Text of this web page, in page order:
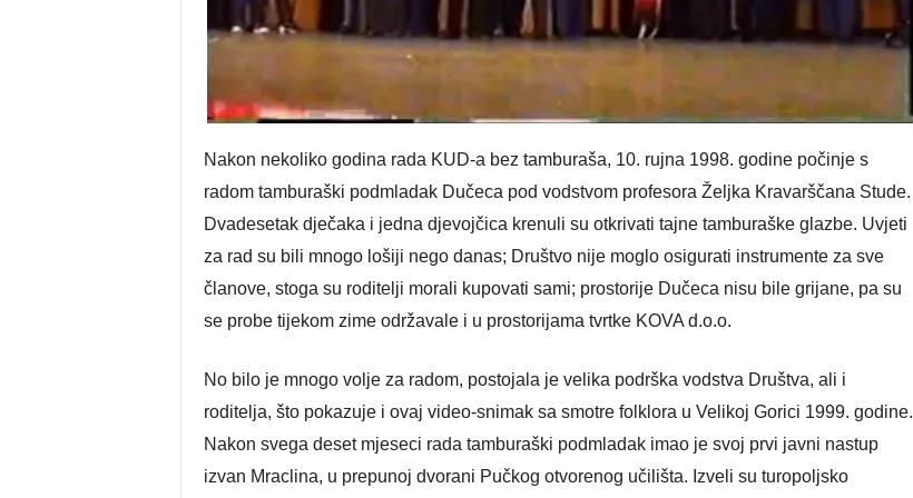
Nakon nekoliko godina rada KUD-a bez tamburaša, 10. rujna 1998. godine počinje s
radom tamburaški podmladak Dučeca pod vodstvom profesora Željka Kravarščana Stude.
Dvadesetak dječaka i jedna djevojčica krenuli su otkrivati tajne tamburaške glazbe. Uvjeti
za rad su bili mnogo lošiji nego danas; Društvo nije moglo osigurati instrumente za sve
članove, stoga su roditelji morali kupovati sami; prostorije Dučeca nisu bile grijane, pa su
se probe tijekom zime održavale i u prostorijama tvrtke KOVA d.o.o.
No bilo je mnogo volje za radom, postojala je velika podrška vodstva Društva, ali i
roditelja, što pokazuje i ovaj video-snimak sa smotre folklora u Velikoj Gorici 1999. godine.
Nakon svega deset mjeseci rada tamburaški podmladak imao je svoj prvi javni nastup
izvan Mraclina, u prepunoj dvorani Pučkog otvorenog učilišta. Izveli su turopoljsko